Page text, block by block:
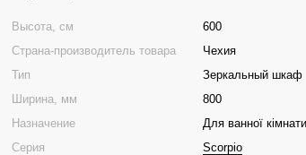
Высота, см
600
Страна-производитель товара
Чехия
Тип
Зеркальный шкаф
Ширина, мм
800
Назначение
Для ванної кімнати
Серия
Scorpio